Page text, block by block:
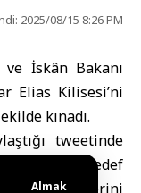
Almak
2025/08/15 8:26 PM
ve İskân Bakanı
Elias Kilisesi’ni
kınadı.
tweetinde
Kilisesi’ni hedef
dini ritüellerini